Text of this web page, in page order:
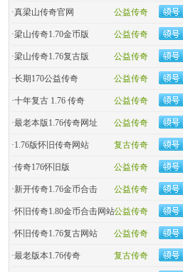
公益传奇
·真梁山传奇官网
公益传奇
·梁山传奇1.70金币版
公益传奇
·梁山传奇1.76复古版
公益传奇
·长期170公益传奇
公益传奇
·十年复古 1.76 传奇
公益传奇
·最老本版1.76传奇网址
复古传奇
·1.76版怀旧传奇网站
公益传奇
·传奇176怀旧版
公益传奇
·新开传奇1.76金币合击
公益传奇
·怀旧传奇1.80金币合击网站
公益传奇
·怀旧传奇1.76复古网站
复古传奇
·最老版本1.76传奇